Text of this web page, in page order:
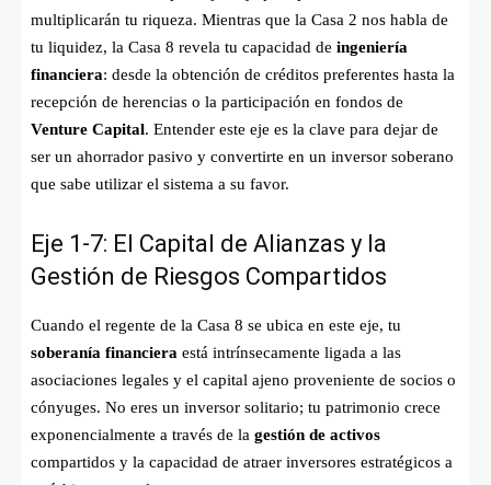
multiplicarán tu riqueza. Mientras que la Casa 2 nos habla de
tu liquidez, la Casa 8 revela tu capacidad de ingeniería
financiera: desde la obtención de créditos preferentes hasta la
recepción de herencias o la participación en fondos de
Venture Capital. Entender este eje es la clave para dejar de
ser un ahorrador pasivo y convertirte en un inversor soberano
que sabe utilizar el sistema a su favor.
Eje 1-7: El Capital de Alianzas y la
Gestión de Riesgos Compartidos
Cuando el regente de la Casa 8 se ubica en este eje, tu
soberanía financiera está intrínsecamente ligada a las
asociaciones legales y el capital ajeno proveniente de socios o
cónyuges. No eres un inversor solitario; tu patrimonio crece
exponencialmente a través de la gestión de activos
compartidos y la capacidad de atraer inversores estratégicos a